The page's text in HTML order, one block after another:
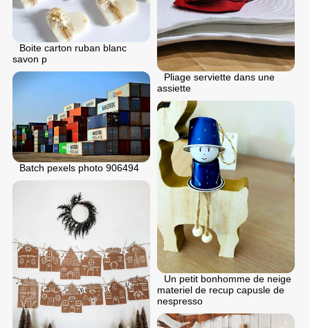
Pliage serviette dans une
assiette
Boite carton ruban blanc
savon p
Batch pexels photo 906494
Un petit bonhomme de neige
materiel de recup capusle de
nespresso